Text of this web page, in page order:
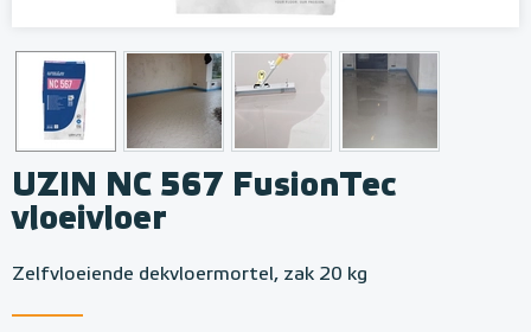
UZIN NC 567 FusionTec
vloeivloer
Zelfvloeiende dekvloermortel, zak 20 kg